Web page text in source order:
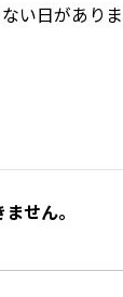
い日があり
せん。